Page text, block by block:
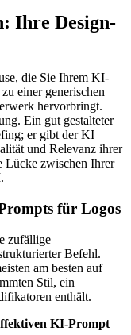
Ihre Design-
die Sie Ihrem KI-
einer generischen
hervorbringt.
Ein gut gestalteter
er gibt der KI
und Relevanz ihrer
Lücke zwischen Ihrer
für Logos
zufällige
Befehl.
am besten auf
Stil, ein
enthält.
KI-Prompt